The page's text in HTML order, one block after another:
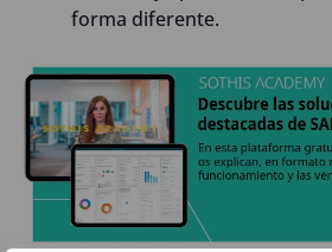
forma diferente.